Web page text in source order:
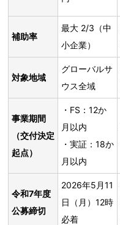
補助率
最大 2/3（中
小企業）
対象地域
グローバルサ
ウス全域
事業期間
（交付決定
起点）
・FS ：12か
月以内
・実証：18か
月以内
令和7年度
公募締切
2026年5月11
日（月）12時
必着